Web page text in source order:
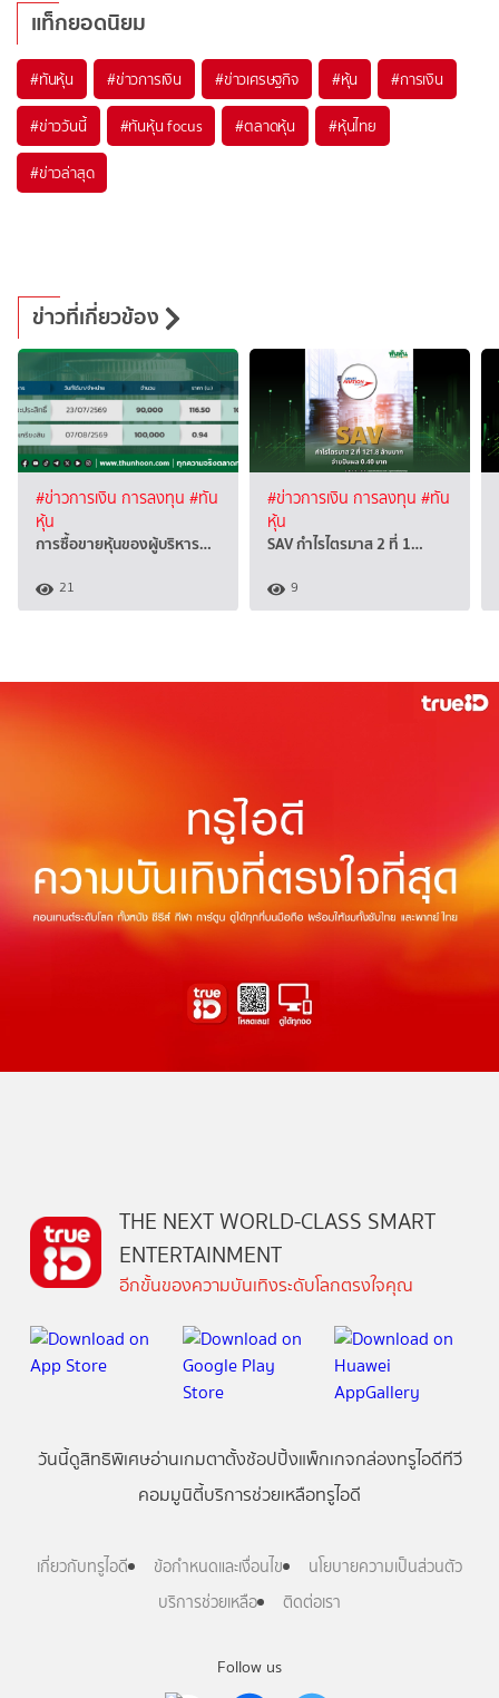
แท็กยอดนิยม
#ทันหุ้น #ข่าวการเงิน #ข่าวเศรษฐกิจ #หุ้น #การเงิน
#ข่าววันนี้ #ทันหุ้น focus #ตลาดหุ้น #หุ้นไทย
#ข่าวล่าสุด
ข่าวที่เกี่ยวข้อง
#ข่าวการเงิน การลงทุน #ทัน
หุ้น
การซื้อขายหุ้นของผู้บริหาร…
21
#ข่าวการเงิน การลงทุน #ทัน
หุ้น
SAV กำไรไตรมาส 2 ที่ 1…
9
Follow us
THE NEXT WORLD-CLASS SMART
ENTERTAINMENT
อีกขั้นของความบันเทิงระดับโลกตรงใจคุณ
วันนี้ดูสิทธิพิเศษอ่านเกมตาตั้งช้อปปิ้งแพ็กเกจกล่องทรูไอดีทีวี
คอมมูนิตี้บริการช่วยเหลือทรูไอดี
เกี่ยวกับทรูไอดี ข้อกำหนดและเงื่อนไข
นโยบายความเป็นส่วนตัว
บริการช่วยเหลือ
ติดต่อเรา